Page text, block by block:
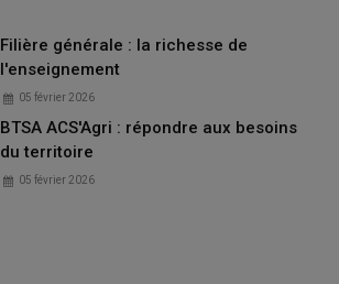
Filière générale : la richesse de
l'enseignement
05 février 2026
BTSA ACS'Agri : répondre aux besoins
du territoire
05 février 2026